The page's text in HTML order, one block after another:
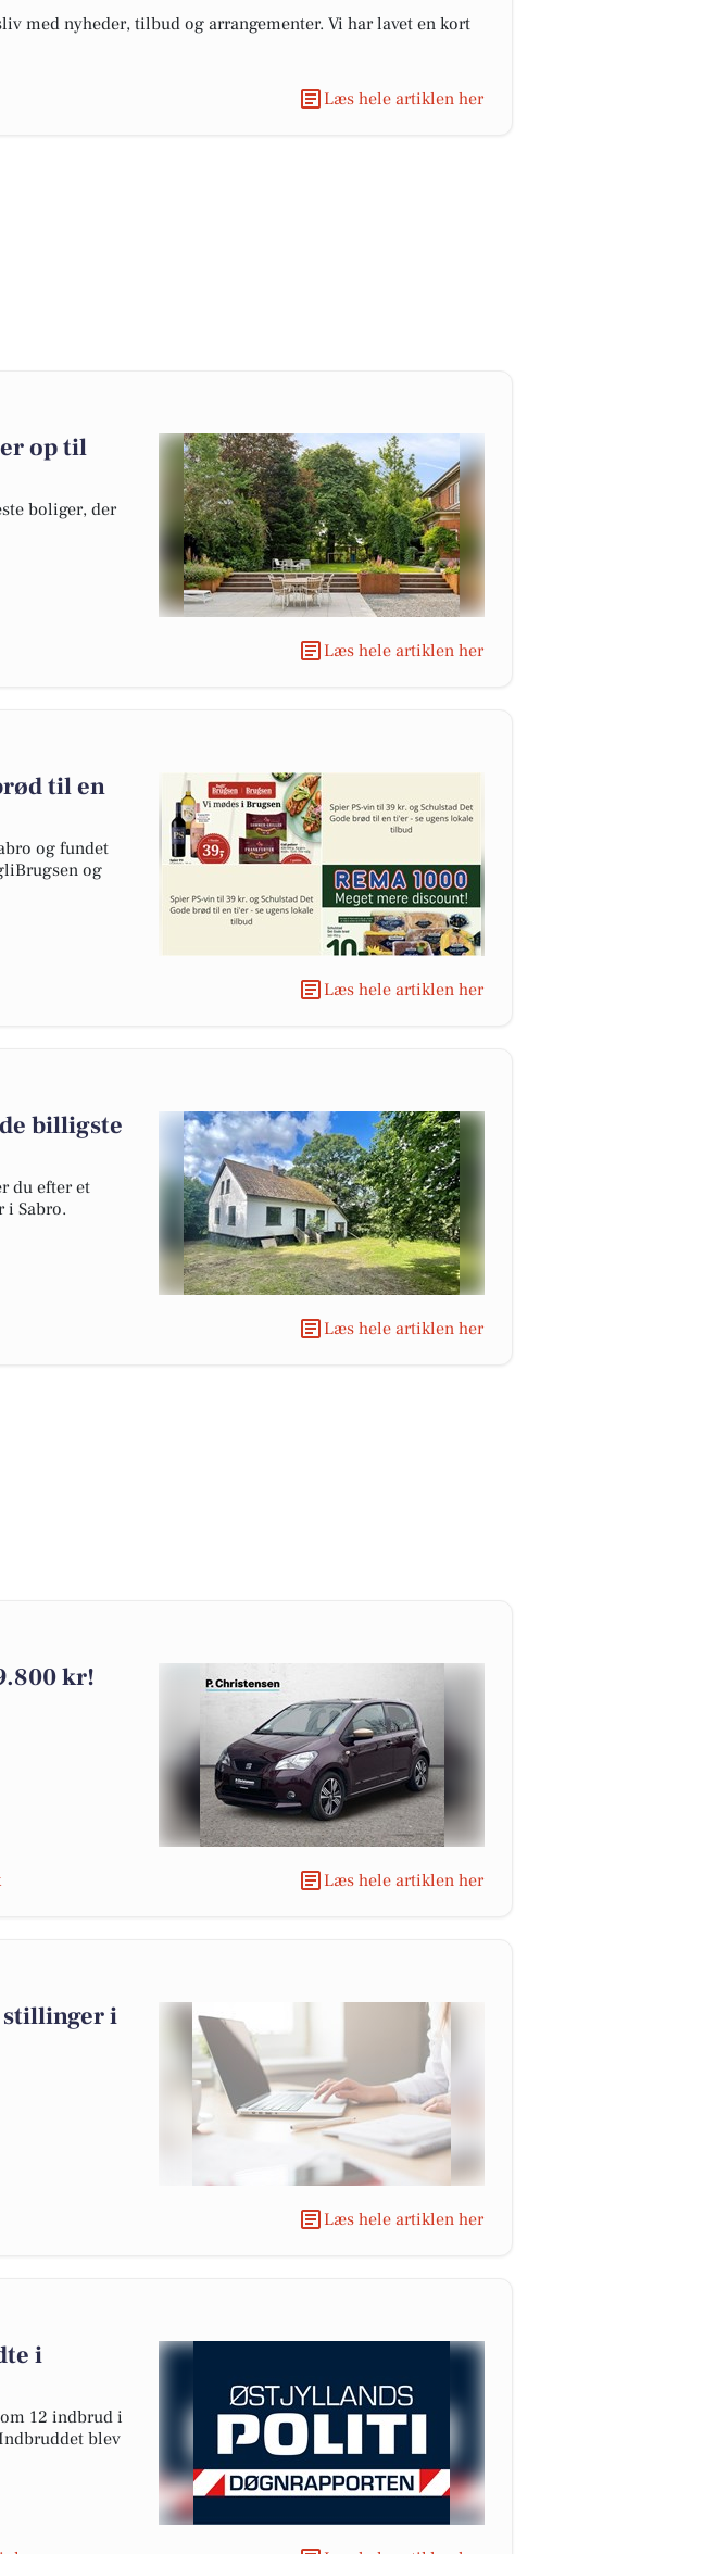
med nyheder, tilbud og arrangementer. Vi har lavet en kort
Læs hele artiklen her
op til
boliger, der
Læs hele artiklen her
til en
og fundet
og
Læs hele artiklen her
billigste
du efter et
Sabro.
Læs hele artiklen her
kr!
Læs hele artiklen her
stillinger i
Læs hele artiklen her
i
12 indbrud i
blev